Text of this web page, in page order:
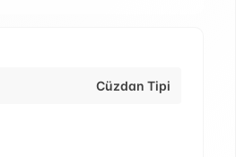
Cüzdan Tipi